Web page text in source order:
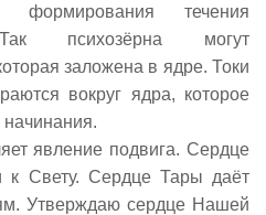
течения
Так психозёрна могут
заложена в ядре. Токи
вокруг ядра, которое
явление подвига. Сердце
к Свету. Сердце Тары даёт
Утверждаю сердце Нашей